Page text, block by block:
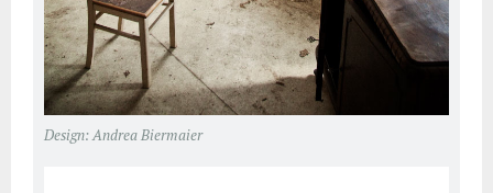
Design: Andrea Biermaier